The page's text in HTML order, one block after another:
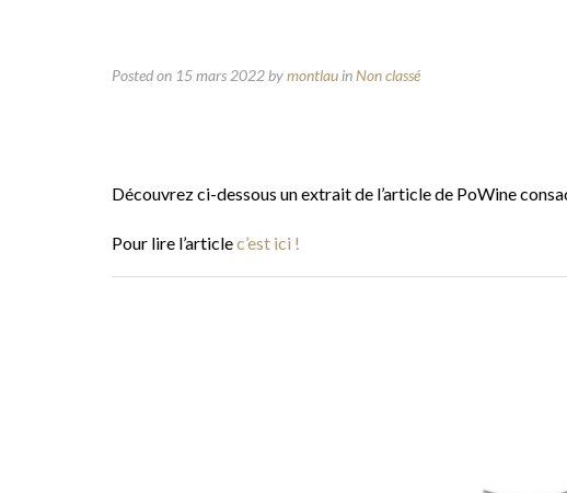
Posted on 15 mars 2022bymontlau in Non classé
Découvrez ci-dessous un extrait de l’article de PoWine
Pour lire l’articlec’est ici !